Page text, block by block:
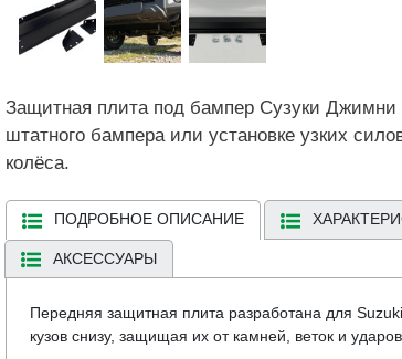
Защитная плита под бампер Сузуки Джимни
штатного бампера или установке узких
колёса.
ПОДРОБНОЕ ОПИСАНИЕ
АКСЕССУАРЫ
Передняя защитная плита разработана для
кузов снизу, защищая их от камней, веток и